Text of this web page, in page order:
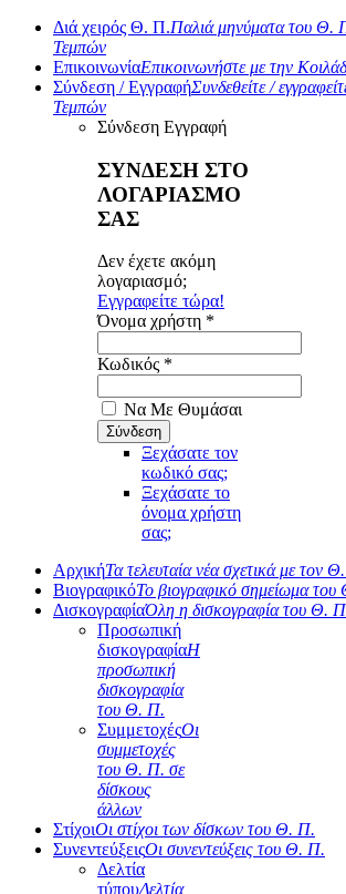
Διά χειρός Θ. Π.Παλιά μηνύματα του Θ.
Τεμπών
ΕπικοινωνίαΕπικοινωνήστε με την
Σύνδεση / ΕγγραφήΣυνδεθείτε /
Τεμπών
Σύνδεση Εγγραφή
ΣΥΝΔΕΣΗ ΣΤΟ
ΛΟΓΑΡΙΑΣΜΟ
ΣΑΣ
Δεν έχετε ακόμη
λογαριασμό;
Εγγραφείτε τώρα!
Όνομα χρήστη *
Κωδικός *
Να Με Θυμάσαι
Ξεχάσατε τον
κωδικό σας;
Ξεχάσατε το
όνομα χρήστη
σας;
ΑρχικήΤα τελευταία νέα σχετικά με τον
ΒιογραφικόΤο βιογραφικό σημείωμα
ΔισκογραφίαΌλη η δισκογραφία του Θ.
Προσωπική
δισκογραφίαΗ
προσωπική
δισκογραφία
του Θ. Π.
ΣυμμετοχέςΟι
συμμετοχές
του Θ. Π. σε
δίσκους
άλλων
ΣτίχοιΟι στίχοι των δίσκων του Θ. Π.
ΣυνεντεύξειςΟι συνεντεύξεις του Θ. Π.
Δελτία
τύπουΔελτία